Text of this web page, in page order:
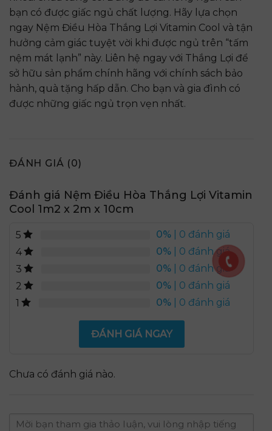
bạn có được giấc ngủ chất lượng. Hãy lựa chọn
ngay Nệm Điều Hòa Thắng Lợi Vitamin Cool và tận
hưởng cảm giác tuyệt vời khi được ngủ trên “tấm
nệm mát lạnh” này. Liên hệ ngay với Thắng Lợi để
sở hữu sản phẩm chính hãng với chính sách bảo
hành, quà tặng hấp dẫn. Cho bạn và gia đình có
được những giấc ngủ trọn vẹn nhất.
ĐÁNH GIÁ (0)
Đánh giá Nệm Điều Hòa Thắng Lợi Vitamin
Cool 1m2 x 2m x 10cm
5 0% | 0 đánh giá
4
0% | 0 đánh giá
3
0% | 0 đánh giá
2
0% | 0 đánh giá
1
0% | 0 đánh giá
ĐÁNH GIÁ NGAY
Chưa có đánh giá nào.